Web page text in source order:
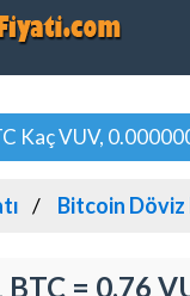
Kaç VUV,
Bitcoin Döviz
= 0,76